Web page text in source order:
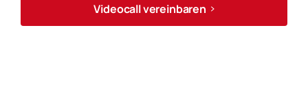
Videocall vereinbaren